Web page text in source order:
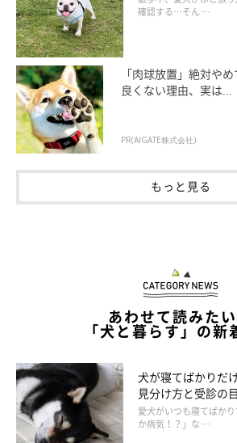
愛犬と飼い主さんとの距離が適切でないた
い主さんが視界から消えると不安になり、
行動に出ることです。これは、生後3か月く
するべき社会化が十分できていなかったり
以上な密着や過度の甘やかしの結果、愛犬
大きく依存してしまうようになることです。
確認する…そん …
「肉球放置」絶対や
良くない理由、実は...
PR(AIGATE株式会社)
もっと見る
あわせて読みたい
「犬と暮らす」の新
犬が寝てばかりだ
見分け方と受診の
愛犬がいつも寝てばか
か病気！？」な …